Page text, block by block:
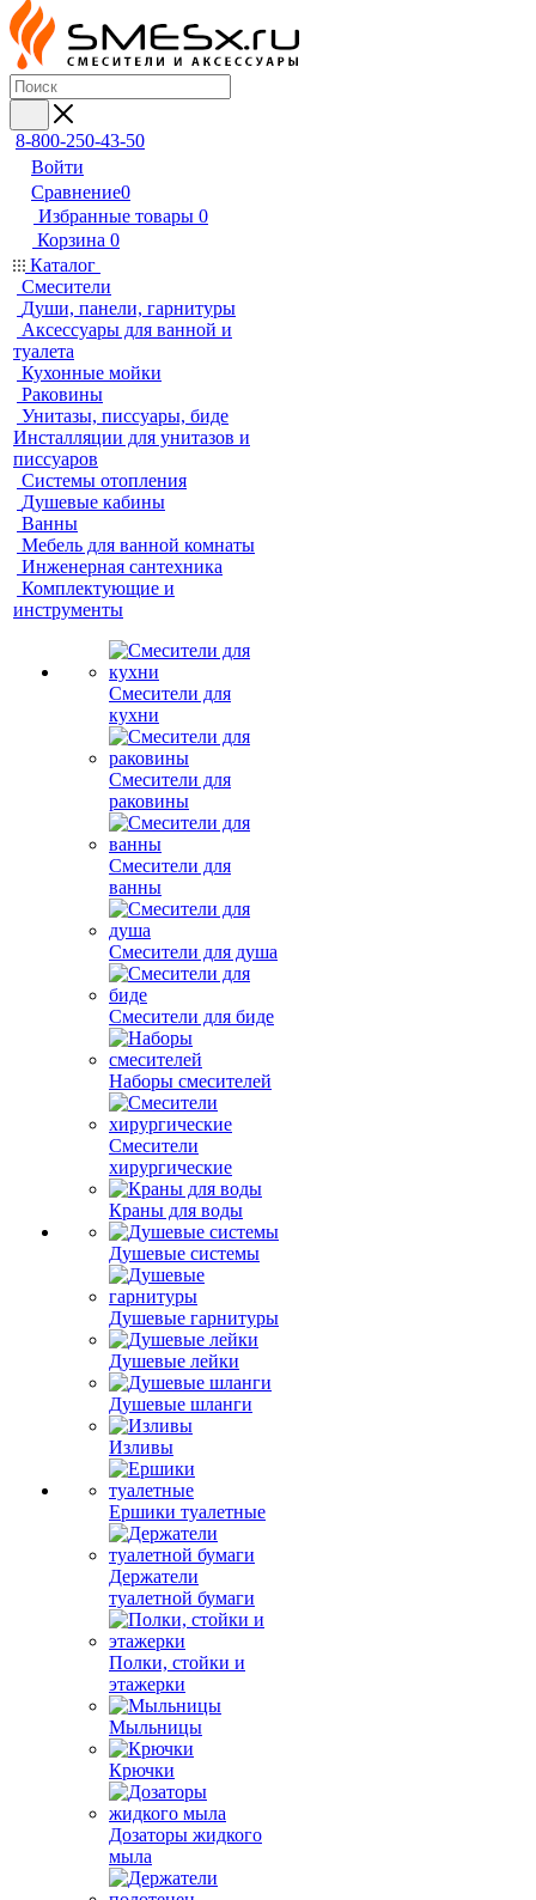
8-800-250-43-50
Войти
Сравнение0
Избранные товары 0
Корзина 0
Каталог
Смесители
Души, панели, гарнитуры
Аксессуары для ванной и
туалета
Кухонные мойки
Раковины
Унитазы, писсуары, биде
Инсталляции для унитазов и
писсуаров
Системы отопления
Душевые кабины
Ванны
Мебель для ванной комнаты
Инженерная сантехника
Комплектующие и
инструменты
Смесители для
кухни
Смесители для
раковины
Смесители для
ванны
Смесители для душа
Смесители для биде
Наборы смесителей
Смесители
хирургические
Краны для воды
Душевые системы
Душевые гарнитуры
Душевые лейки
Душевые шланги
Изливы
Ершики туалетные
Держатели
туалетной бумаги
Полки, стойки и
этажерки
Мыльницы
Крючки
Дозаторы жидкого
мыла